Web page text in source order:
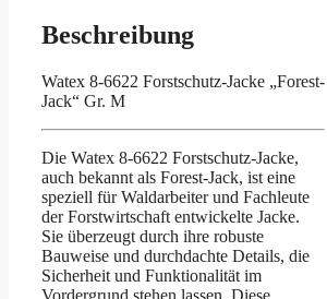
Beschreibung
Watex 8-6622 Forstschutz-Jacke „Forest-
Jack“ Gr. M
Die Watex 8-6622 Forstschutz-Jacke,
auch bekannt als Forest-Jack, ist eine
speziell für Waldarbeiter und Fachleute
der Forstwirtschaft entwickelte Jacke.
Sie überzeugt durch ihre robuste
Bauweise und durchdachte Details, die
Sicherheit und Funktionalität im
Vordergrund stehen lassen. Diese